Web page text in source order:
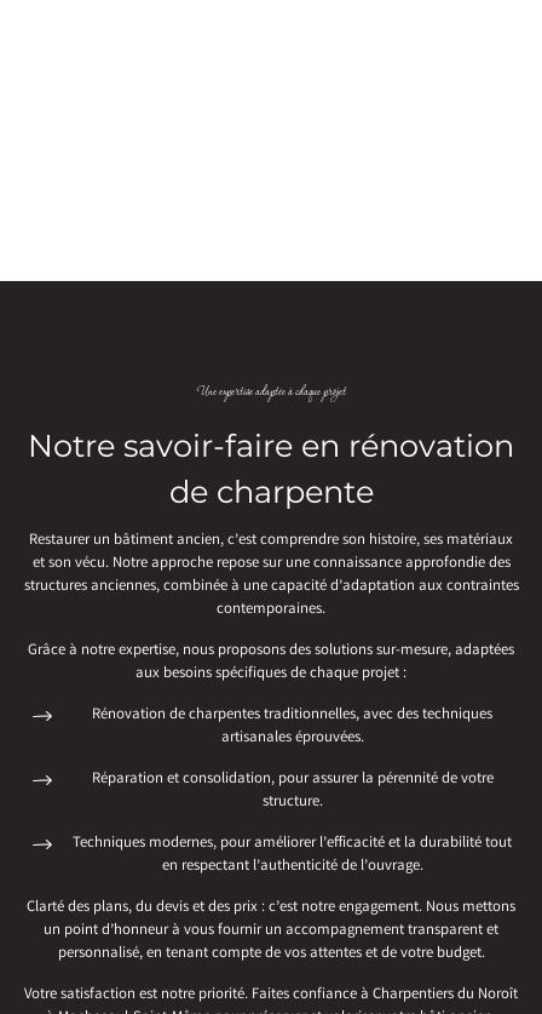
Une expertise adaptée à chaque projet
Notre savoir-faire en rénovation
de charpente
Restaurer un bâtiment ancien, c’est comprendre son histoire, ses matériaux
et son vécu. Notre approche repose sur une connaissance approfondie des
structures anciennes, combinée à une capacité d’adaptation aux contraintes
contemporaines.
Grâce à notre expertise, nous proposons des solutions sur-mesure, adaptées
aux besoins spécifiques de chaque projet :
Rénovation de charpentes traditionnelles, avec des techniques
artisanales éprouvées.
Réparation et consolidation, pour assurer la pérennité de votre
structure.
Techniques modernes, pour améliorer l’efficacité et la durabilité tout
en respectant l’authenticité de l’ouvrage.
Clarté des plans, du devis et des prix : c’est notre engagement. Nous mettons
un point d’honneur à vous fournir un accompagnement transparent et
personnalisé, en tenant compte de vos attentes et de votre budget.
Votre satisfaction est notre priorité. Faites confiance à Charpentiers du Noroît